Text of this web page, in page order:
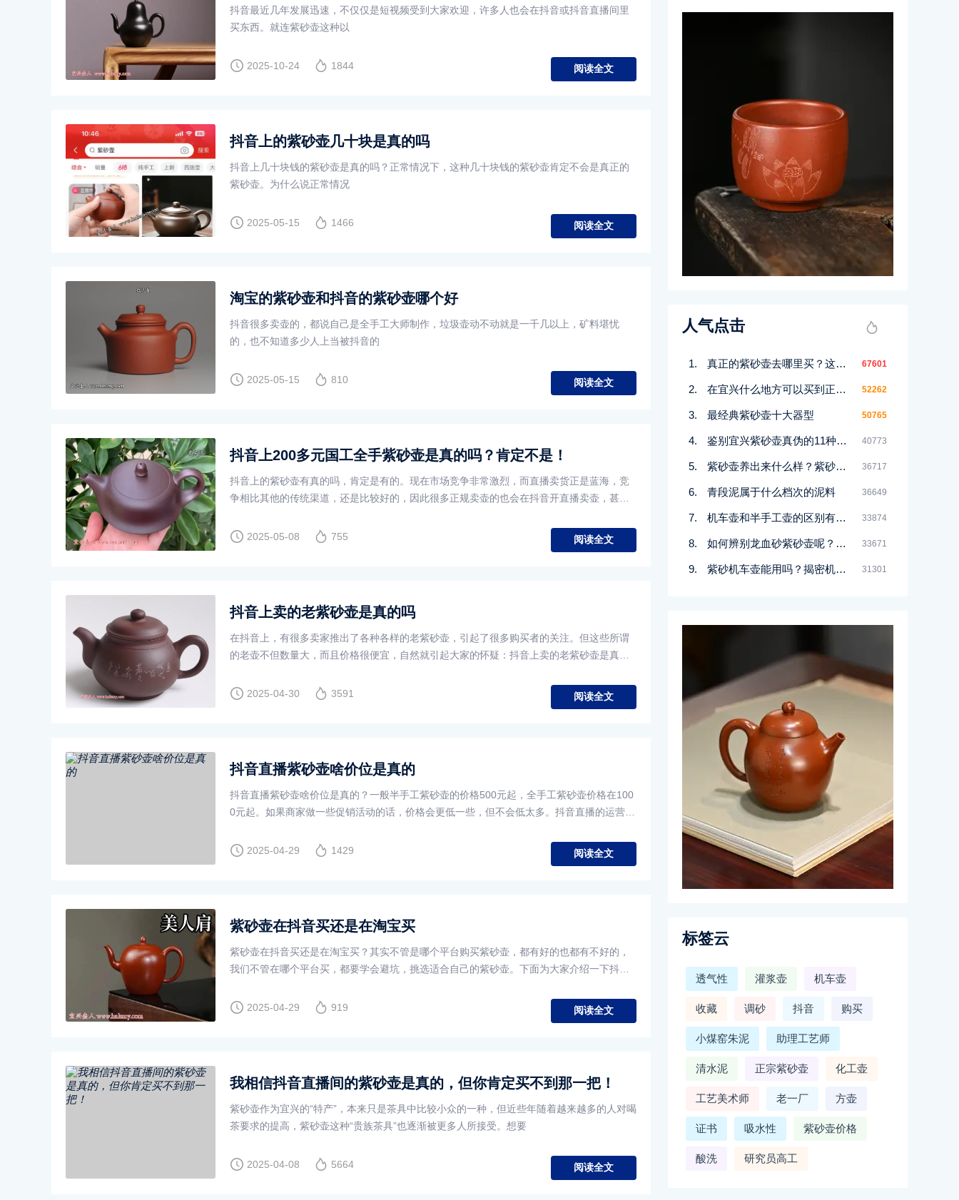
抖音最近几年发展迅速，不仅仅是短视频受到大家欢迎，许多人也会在抖音或抖音直播间里
买东西。就连紫砂壶这种以
2025-10-24 1844 阅读全文
抖音上的紫砂壶几十块是真的吗
抖音上几十块钱的紫砂壶是真的吗？正常情况下，这种几十块钱的紫砂壶肯定不会是真正的
紫砂壶。为什么说正常情况
2025-05-15 1466 阅读全文
淘宝的紫砂壶和抖音的紫砂壶哪个好
抖音很多卖壶的，都说自己是全手工大师制作，垃圾壶动不动就是一千几以上，矿料堪忧
的，也不知道多少人上当被抖音的
2025-05-15 810 阅读全文
抖音上200多元国工全手紫砂壶是真的吗？肯定不是！
抖音上的紫砂壶有真的吗，肯定是有的。现在市场竞争非常激烈，而直播卖货正是蓝海，竞
争相比其他的传统渠道，还是比较好的，因此很多正规卖壶的也会在抖音开直播卖壶，甚至
2025-05-08
755 阅读全文
抖音上卖的老紫砂壶是真的吗
在抖音上，有很多卖家推出了各种各样的老紫砂壶，引起了很多购买者的关注。但这些所谓
的老壶不但数量大，而且价格很便宜，自然就引起大家的怀疑：抖音上卖的老紫砂壶是真的
2025-04-30
3591 阅读全文
抖音直播紫砂壶啥价位是真的
抖音直播紫砂壶啥价位是真的？一般半手工紫砂壶的价格500元起，全手工紫砂壶价格在100
0元起。如果商家做一些促销活动的话，价格会更低一些，但不会低太多。抖音直播的运营成
2025-04-29
1429 阅读全文
紫砂壶在抖音买还是在淘宝买
紫砂壶在抖音买还是在淘宝买？其实不管是哪个平台购买紫砂壶，都有好的也都有不好的，
我们不管在哪个平台买，都要学会避坑，挑选适合自己的紫砂壶。下面为大家介绍一下抖音
2025-04-29
919 阅读全文
我相信抖音直播间的紫砂壶是真的，但你肯定买不到那一把！
紫砂壶作为宜兴的“特产”，本来只是茶具中比较小众的一种，但近些年随着越来越多的人对喝
茶要求的提高，紫砂壶这种“贵族茶具”也逐渐被更多人所接受。想要
2025-04-08 5664 阅读全文
人气点击
真正的紫砂壶去哪里买？这几个地方都能买到！ 67601
在宜兴什么地方可以买到正宗紫砂壶 52262
最经典紫砂壶十大器型 50765
鉴别宜兴紫砂壶真伪的11种好方法 40773
紫砂壶养出来什么样？紫砂壶包浆前后对比图鉴赏 36717
青段泥属于什么档次的泥料 36649
机车壶和半手工壶的区别有哪些 33874
如何辨别龙血砂紫砂壶呢？记住一点 33671
紫砂机车壶能用吗？揭密机车壶的真实面目 31301
标签云
透气性 灌浆壶 机车壶
收藏 调砂 抖音 购买
小煤窑朱泥 助理工艺师
清水泥 正宗紫砂壶 化工壶
工艺美术师 老一厂 方壶
证书 吸水性 紫砂壶价格
酸洗 研究员高工